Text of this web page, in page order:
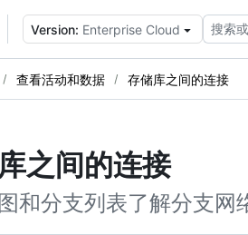
Version: Enterprise Cloud 搜索
查看活动和数据 存储库之间的连接
之间的连接
和分支列表了解分支网